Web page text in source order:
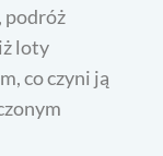
podróż
loty
co czyni ją